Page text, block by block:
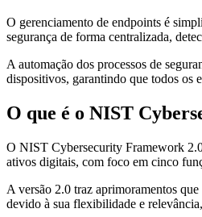
O gerenciamento de endpoints é
segurança de forma centralizada,
A automação dos processos de
dispositivos, garantindo que todos os
O que é o NIST
O NIST Cybersecurity Framework
ativos digitais, com foco em cinco
A versão 2.0 traz aprimoramentos
devido à sua flexibilidade e